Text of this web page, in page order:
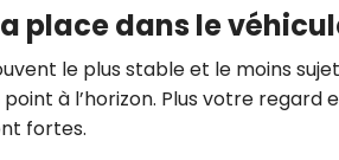
place dans le
le plus stable et le moins
à l’horizon. Plus votre regard
fortes.